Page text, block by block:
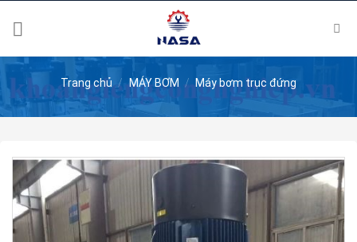
Trang chủ / MÁY BƠM / Máy bơm trục đứng